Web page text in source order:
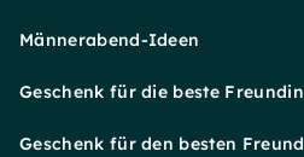
Männerabend-Ideen
Geschenk für die beste Freundin
Geschenk für den besten Freund